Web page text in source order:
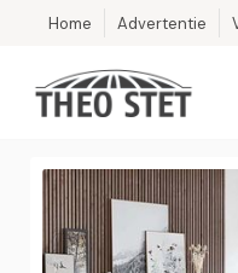
Home Advertentie